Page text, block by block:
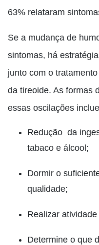
63% relataram
Se a mudança de
sintomas, há
junto com o
da tireoide. As formas
essas oscilações
Redução da
tabaco e álcool;
Dormir o
qualidade;
Realizar
Determine o que